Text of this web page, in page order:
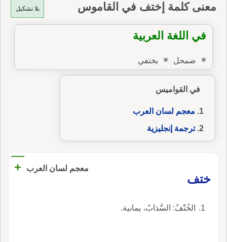
بلا تشكيل معنى كلمة إختف في القاموس
في اللغة العربية
ضمحل يختفي
في القواميس
معجم لسان العرب
ترجمة إنجليزية
معجم لسان العرب
+
ختف
الخُتْفُ: السَّذابُ، يمانية.